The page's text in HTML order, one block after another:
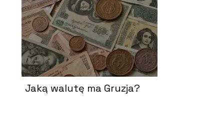
Jaką walutę ma Gruzja?